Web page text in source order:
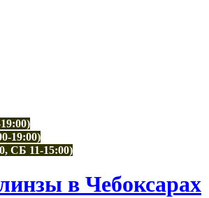
19:00)
СБ 11-15:00)
в Чебоксарах